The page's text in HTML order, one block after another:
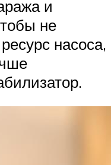
и
не
насоса,